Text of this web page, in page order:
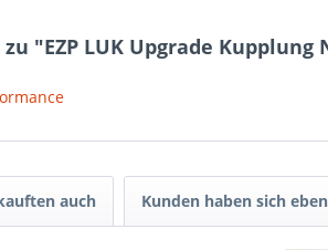
"EZP LUK Upgrade Kupplung
auch Kunden haben sich